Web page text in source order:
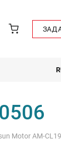
Motor AM-